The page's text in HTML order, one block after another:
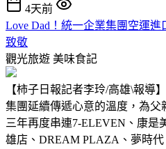
4天前
Love Dad！統一企業集團空運
致敬
觀光旅遊 美味食記
【柿子日報記者李玲/高雄\報導
集團延續傳遞心意的溫度，為
三年再度串連7-ELEVEN、康是
雄店、DREAM PLAZA、夢時